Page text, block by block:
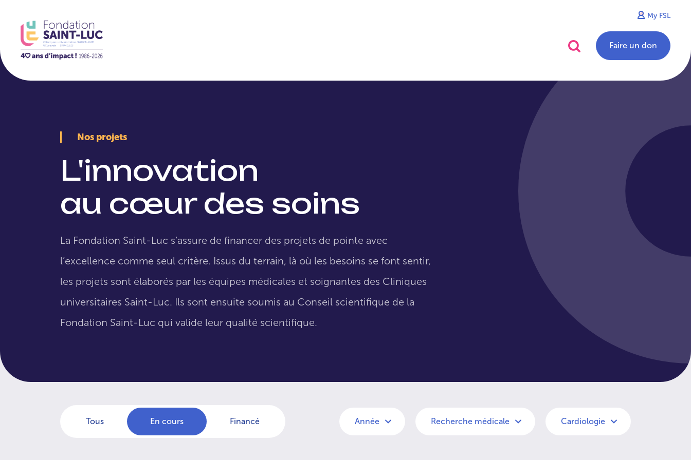
My FSL
Faire un don
Nos projets
L'innovation
au cœur des soins
La Fondation Saint-Luc s’assure de financer des projets de pointe avec
l’excellence comme seul critère. Issus du terrain, là où les besoins se font sentir,
les projets sont élaborés par les équipes médicales et soignantes des Cliniques
universitaires Saint-Luc. Ils sont ensuite soumis au Conseil scientifique de la
Fondation Saint-Luc qui valide leur qualité scientifique.
Tous En cours Financé Année Recherche médicale Cardiologie